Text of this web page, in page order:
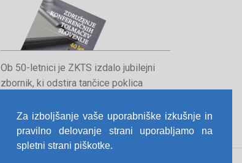
Za izboljšanje vaše uporabniške izkušnje in
pravilno delovanje strani uporabljamo na
spletni strani piškotke.
Ob 50-letnici je ZKTS izdalo jubilejni
zbornik, ki odstira tančice poklica
dosedanjo pot združenja.